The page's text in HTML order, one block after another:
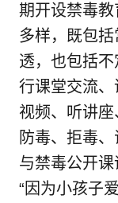
期开设禁毒
多样，既包
透，也包括
行课堂交流
视频、听讲
防毒、拒毒
与禁毒公开课
“因为小孩子